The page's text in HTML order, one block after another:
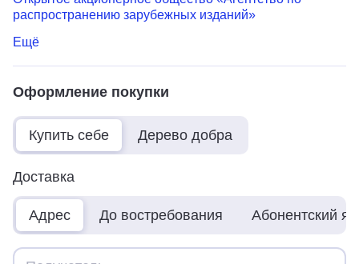
распространению зарубежных изданий»
Ещё
Оформление покупки
Купить себе Дерево добра
Доставка
Адрес До востребования Абонентский